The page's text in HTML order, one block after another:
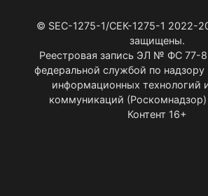
© SEC-1275-1/СЕК-1275-1 2022-
защищены.
Реестровая запись ЭЛ № ФС 77-
федеральной службой по надзору
информационных технологий
коммуникаций
Контент 16+